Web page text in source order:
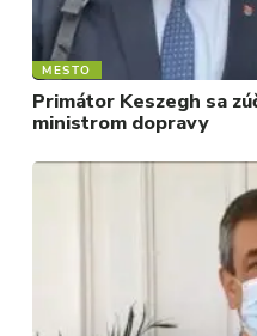
MESTO
Primátor Keszegh sa
ministrom dopravy